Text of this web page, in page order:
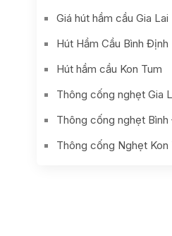
Giá hút hầm cầu Gia Lai
Hút Hầm Cầu Bình Định
Hút hầm cầu Kon Tum
Thông cống nghẹt Gia
Thông cống nghẹt Bình
Thông cống Nghẹt Kon